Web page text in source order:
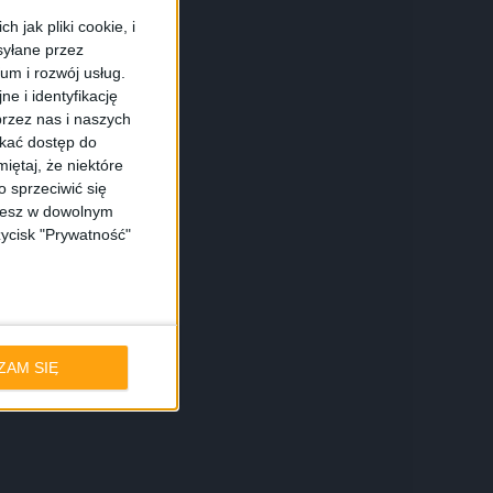
jak pliki cookie, i
przez
i rozwój usług.
i identyfikację
nas i naszych
dostęp do
że niektóre
sprzeciwić się
w dowolnym
"Prywatność"
SIĘ
Podcasts
Overcast